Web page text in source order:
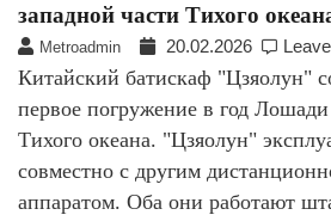
западной части Тихого
Metroadmin 20.02.2026
Китайский батискаф "Цзяолун"
первое погружение в год
Тихого океана. "Цзяолун"
совместно с другим
аппаратом. Оба они работают